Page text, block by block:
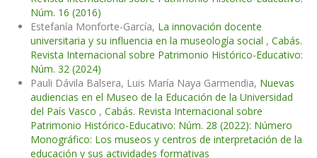
Núm. 16 (2016)
Estefanía Monforte-García, La innovación docente
universitaria y su influencia en la museología social , Cabás.
Revista Internacional sobre Patrimonio Histórico-Educativo:
Núm. 32 (2024)
Pauli Dávila Balsera, Luis María Naya Garmendia, Nuevas
audiencias en el Museo de la Educación de la Universidad
del País Vasco , Cabás. Revista Internacional sobre
Patrimonio Histórico-Educativo: Núm. 28 (2022): Número
Monográfico: Los museos y centros de interpretación de la
educación y sus actividades formativas